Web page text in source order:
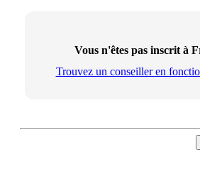
Vous n'êtes pas inscrit à
Trouvez un conseiller en